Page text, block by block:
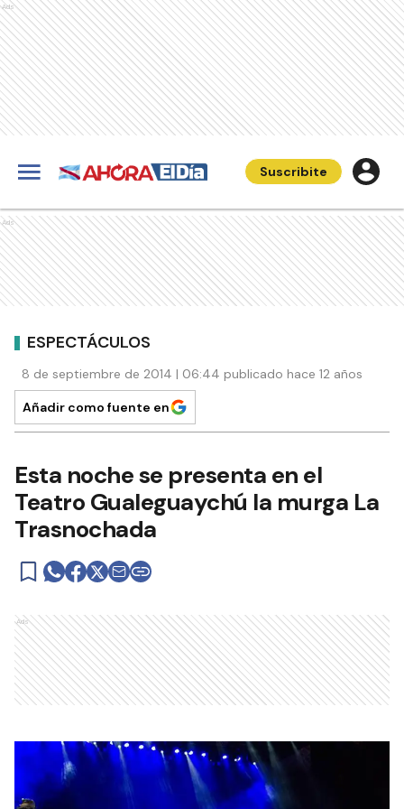
Ads
Suscribite
Ads
ESPECTÁCULOS
8 de septiembre de 2014 | 06:44 publicado hace 12 años
Añadir como fuente en
Esta noche se presenta en el
Teatro Gualeguaychú la murga La
Trasnochada
Ads